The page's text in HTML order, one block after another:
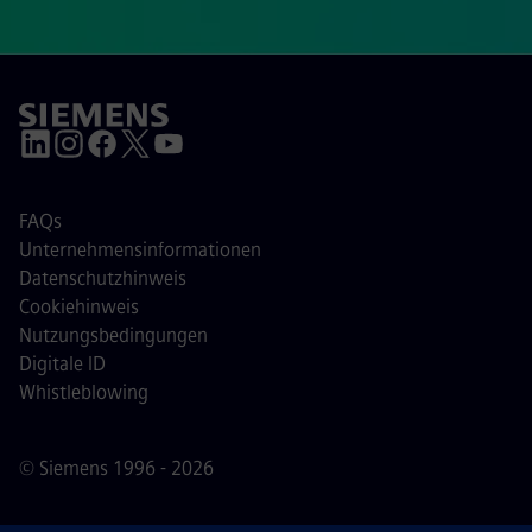
© Siemens 1996 - 2026
FAQs
Unternehmensinformationen
Datenschutzhinweis
Cookiehinweis
Nutzungsbedingungen
Digitale ID
Whistleblowing